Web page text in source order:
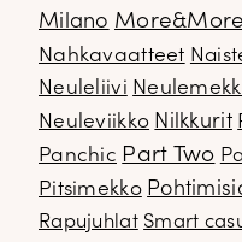
Milano More&More
Nahkavaatteet
Neuleliivi
Neuleviikko Nilkkurit
Panchic Part Two
Pitsimekko
Rapujuhlat Smart